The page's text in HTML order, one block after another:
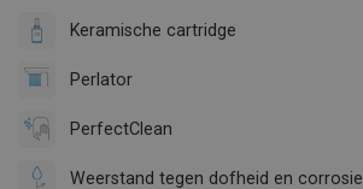
Keramische cartridge
Perlator
PerfectClean
Weerstand tegen dofheid en corrosie